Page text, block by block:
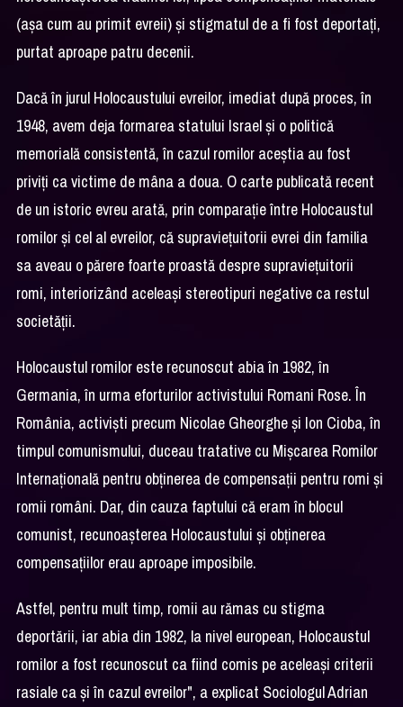
(așa cum au primit evreii) și stigmatul de a fi fost deportați,
purtat aproape patru decenii.
Dacă în jurul Holocaustului evreilor, imediat după proces, în
1948, avem deja formarea statului Israel și o politică
memorială consistentă, în cazul romilor aceștia au fost
priviți ca victime de mâna a doua. O carte publicată recent
de un istoric evreu arată, prin comparație între Holocaustul
romilor și cel al evreilor, că supraviețuitorii evrei din familia
sa aveau o părere foarte proastă despre supraviețuitorii
romi, interiorizând aceleași stereotipuri negative ca restul
societății.
Holocaustul romilor este recunoscut abia în 1982, în
Germania, în urma eforturilor activistului Romani Rose. În
România, activiști precum Nicolae Gheorghe și Ion Cioba, în
timpul comunismului, duceau tratative cu Mișcarea Romilor
Internațională pentru obținerea de compensații pentru romi și
romii români. Dar, din cauza faptului că eram în blocul
comunist, recunoașterea Holocaustului și obținerea
compensațiilor erau aproape imposibile.
Astfel, pentru mult timp, romii au rămas cu stigma
deportării, iar abia din 1982, la nivel european, Holocaustul
romilor a fost recunoscut ca fiind comis pe aceleași criterii
rasiale ca și în cazul evreilor", a explicat Sociologul Adrian